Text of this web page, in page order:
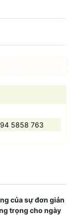
5858 763
của sự đơn giản
trọng cho ngày